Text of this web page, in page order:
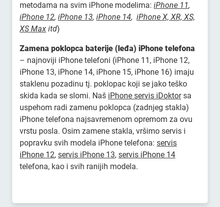
metodama na svim iPhone modelima: iPhone 11,
iPhone 12, iPhone 13, iPhone 14, iPhone X, XR, XS,
XS Max itd)
Zamena poklopca baterije (leđa) iPhone telefona
– najnoviji iPhone telefoni (iPhone 11, iPhone 12,
iPhone 13, iPhone 14, iPhone 15, iPhone 16) imaju
staklenu pozadinu tj. poklopac koji se jako teško
skida kada se slomi. Naš iPhone servis iDoktorsa
uspehom radi zamenu poklopca (zadnjeg stakla)
iPhone telefona najsavremenom opremom za ovu
vrstu posla. Osim zamene stakla, vršimo servis i
popravku svih modela iPhone telefona: servis
iPhone 12, servis iPhone 13, servis iPhone 14
telefona, kao i svih ranijih modela.